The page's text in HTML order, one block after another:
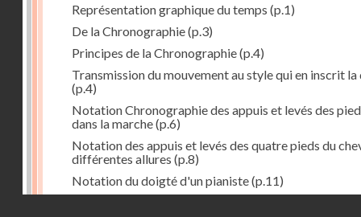
Représentation graphique du temps (p.1)
De la Chronographie(p.3)
Principes de la Chronographie(p.4)
Transmission du mouvement au style qui en inscrit la
(p.4)
Notation Chronographie des appuis et levés des
dans la marche(p.6)
Notation des appuis et levés des quatre pieds du
différentes allures (p.8)
Notation du doigté d'un pianiste(p.11)